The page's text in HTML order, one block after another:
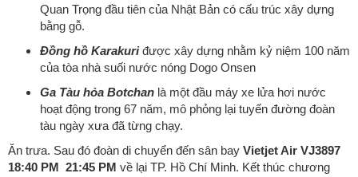
Quan Trọng đầu tiên của Nhật Bản có cấu trúc xây dựng
bằng gỗ.
Đồng hồ Karakuriđược xây dựng nhằm kỷ niệm 100 năm
của tòa nhà suối nước nóng Dogo Onsen
Ga Tàu hỏa Botchan là một đầu máy xe lửa hơi nước
hoạt động trong 67 năm, mô phỏng lại tuyến đường đoàn
tàu ngày xưa đã từng chạy.
Ăn trưa. Sau đó đoàn di chuyển đến sân bay Vietjet Air VJ3897
18:40 PM 21:45 PM về lại TP. Hồ Chí Minh. Kết thúc chương